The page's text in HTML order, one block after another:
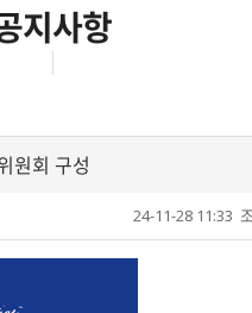
지사항
원회 구성
24-11-28 11:33